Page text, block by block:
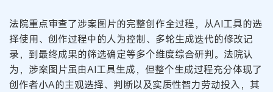
法院重点审查了涉案图片的完整创作全过程，从AI工具的选
择使用、创作过程中的人为控制、多轮生成迭代的修改记
录，到最终成果的筛选确定等多个维度综合研判。法院认
为，涉案图片虽由AI工具生成，但整个生成过程充分体现了
创作者小A的主观选择、判断以及实质性智力劳动投入，其